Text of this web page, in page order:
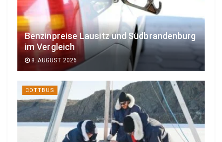
Benzinpreise Lausitz und Südbrandenburg
im Vergleich
8. AUGUST 2026
COTTBUS